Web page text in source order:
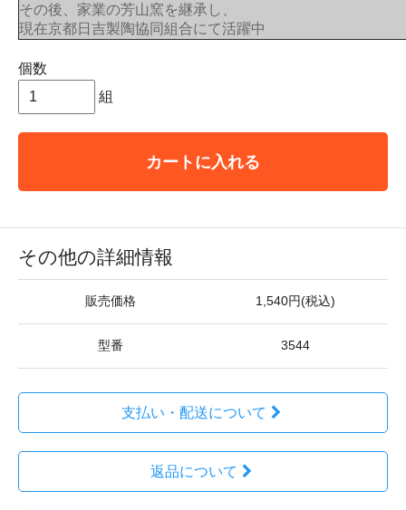
その後、家業の芳山窯を継承し、
現在京都日吉製陶協同組合にて活躍中
個数
組
カートに入れる
その他の詳細情報
販売価格 1,540円(税込)
型番 3544
支払い・配送について
返品について